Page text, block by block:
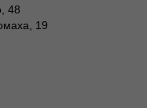
48
19